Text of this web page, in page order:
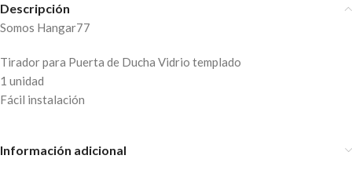
Descripción
Somos Hangar77
Tirador para Puerta de Ducha Vidrio templado
1 unidad
Fácil instalación
Información adicional